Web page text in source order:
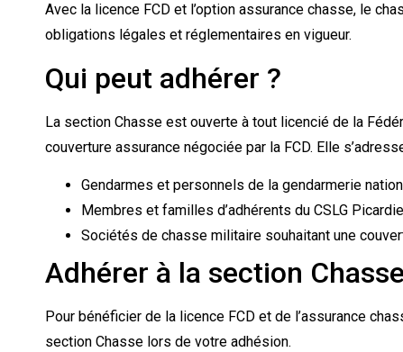
Avec la licence FCD et l’option assurance chasse, le
obligations légales et réglementaires en vigueur.
Qui peut adhérer ?
La section Chasse est ouverte à tout licencié de la
couverture assurance négociée par la FCD. Elle
Gendarmes et personnels de la gendarmerie
Membres et familles d’adhérents du CSLG Picardie
Sociétés de chasse militaire souhaitant une
Adhérer à la section Chasse
Pour bénéficier de la licence FCD et de l’assurance
section Chasse lors de votre adhésion.